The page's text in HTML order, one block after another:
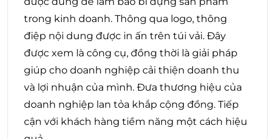
trong kinh doanh. Thông qua logo, thông
điệp nội dung được in ấn trên túi vải. Đây
được xem là công cụ, đồng thời là giải pháp
giúp cho doanh nghiệp cải thiện doanh thu
và lợi nhuận của mình. Đưa thương hiệu của
doanh nghiệp lan tỏa khắp cộng đồng. Tiếp
cận với khách hàng tiềm năng một cách hiệu